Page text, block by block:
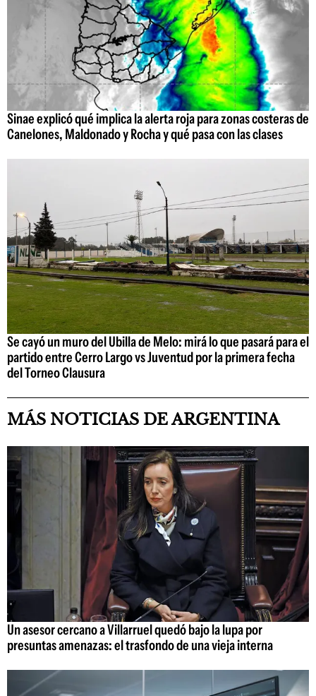
Sinae explicó qué implica la alerta roja para zonas costeras de
Canelones, Maldonado y Rocha y qué pasa con las clases
Se cayó un muro del Ubilla de Melo: mirá lo que pasará para el
partido entre Cerro Largo vs Juventud por la primera fecha
del Torneo Clausura
MÁS NOTICIAS DE ARGENTINA
Un asesor cercano a Villarruel quedó bajo la lupa por
presuntas amenazas: el trasfondo de una vieja interna